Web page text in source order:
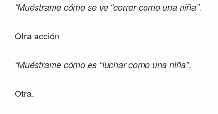
“Muéstrame cómo se ve “correr como una niña”.
Otra acción
“Muéstrame cómo es “luchar como una niña”.
Otra.